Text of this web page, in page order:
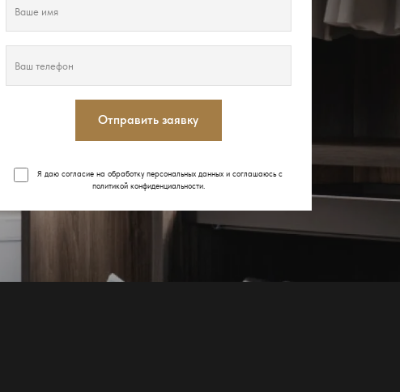
Отправить заявку
Я даю согласие на обработку персональных данных и соглашаюсь с
политикой конфиденциальности.